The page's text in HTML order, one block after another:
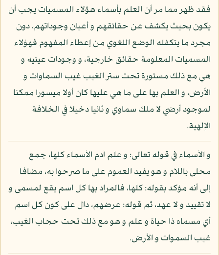
فقد ظهر مما مر أن العلم بأسماء هؤلاء المسميات يجب أن
يكون بحيث يكشف عن حقائقهم و أعيان وجوداتهم، دون
مجرد ما يتكفله الوضع اللغوي من إعطاء المفهوم فهؤلاء
المسميات المعلومة حقائق خارجية، و وجودات عينيه و
هي مع ذلك مستورة تحت ستر الغيب غيب السماوات و
الأرض، و العلم بها على ما هي عليها كان أولا ميسورا ممكنا
لموجود أرضي لا ملك سماوي و ثانيا دخيلا في الخلافة
الإلهية.
و الأسماء في قوله تعالى: و علم آدم الأسماء كلها، جمع
محلى باللام و هو يفيد العموم على ما صرحوا به، مضافا
إلى أنه مؤكد بقوله: كلها، فالمراد بها كل اسم يقع لمسمى و
لا تقييد و لا عهد، ثم قوله: عرضهم، دال على كون كل اسم
أي مسماه ذا حياة و علم و هو مع ذلك تحت حجاب الغيب،
غيب السموات و الأرض.